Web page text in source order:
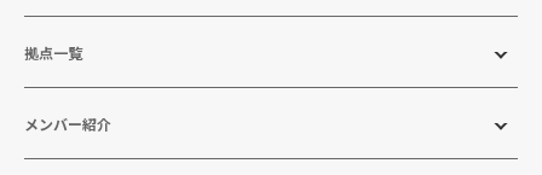
拠点一覧
メンバー紹介